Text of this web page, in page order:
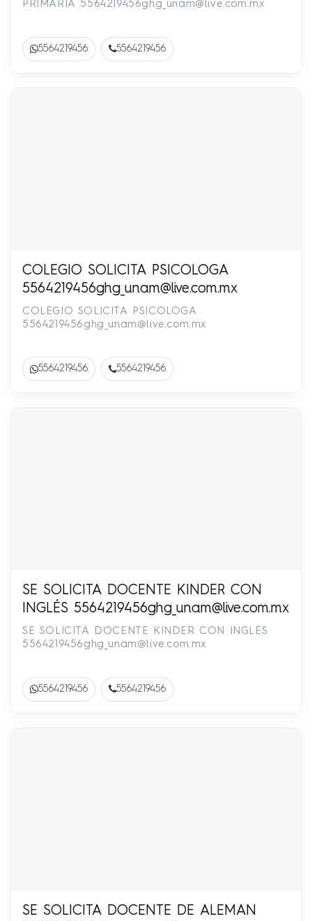
PRIMARIA 5564219456ghg_unam@live.com.mx
5564219456 5564219456
COLEGIO SOLICITA PSICOLOGA
5564219456ghg_unam@live.com.mx
COLEGIO SOLICITA PSICOLOGA
5564219456ghg_unam@live.com.mx
5564219456 5564219456
SE SOLICITA DOCENTE KINDER CON
INGLÉS 5564219456ghg_unam@live.com.mx
SE SOLICITA DOCENTE KINDER CON INGLÉS
5564219456ghg_unam@live.com.mx
5564219456 5564219456
SE SOLICITA DOCENTE DE ALEMAN